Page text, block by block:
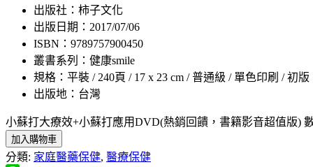
出版社：柿子文化
出版日期：2017/07/06
ISBN：9789757900450
叢書系列：健康smile
規格：平裝 / 240頁 / 17 x 23 cm / 普通級 / 單色印刷 / 初版
出版地：台灣
小蘇打大療效+小蘇打應用DVD(熱銷回饋，書籍影音超值版)
加入購物車
分類: 家庭醫藥保健, 醫療保健